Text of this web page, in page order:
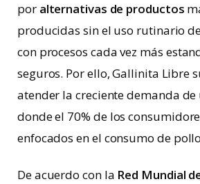
por alternativas de productos
producidas sin el uso rutinario
con procesos cada vez más
seguros. Por ello, Gallinita Libre
atender la creciente demanda
donde el 70% de los
enfocados en el consumo de
De acuerdo con la Red Mundial